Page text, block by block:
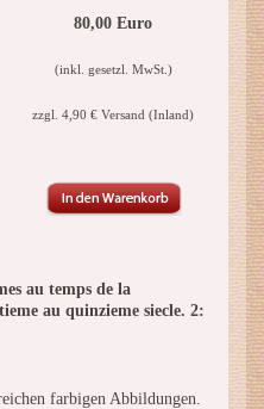
80,00 Euro
(inkl. gesetzl. MwSt.)
zzgl. 4,90 € Versand (Inland)
au temps de la
au quinzieme siecle. 2:
farbigen Abbildungen.